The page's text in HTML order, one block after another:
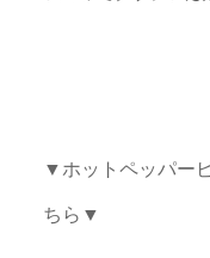
▼ホットペッパー
ちら▼